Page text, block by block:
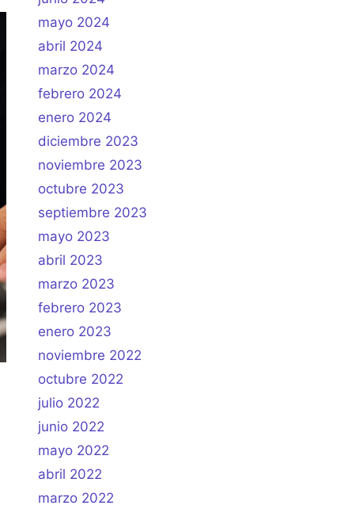
mayo 2024
abril 2024
marzo 2024
febrero 2024
enero 2024
diciembre 2023
noviembre 2023
octubre 2023
septiembre 2023
mayo 2023
abril 2023
marzo 2023
febrero 2023
enero 2023
noviembre 2022
octubre 2022
julio 2022
junio 2022
mayo 2022
abril 2022
marzo 2022